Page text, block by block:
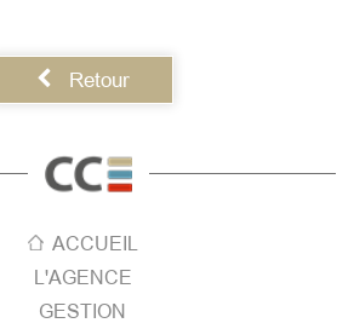
Retour
ACCUEIL
L'AGENCE
GESTION